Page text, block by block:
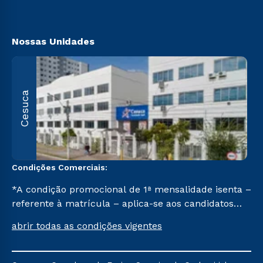
Nossas Unidades
Cesuca
Condições Comerciais:
*A condição promocional de 1ª mensalidade isenta –
referente à matrícula – aplica-se aos candidatos
na prova on-line ou agendada, que ofertam bolsas
semestre de 2023, que ainda não tenham efetivado
abrir todas as condições vigentes